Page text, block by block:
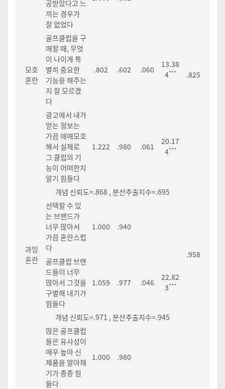
모호
혼란
공받았다고 느
끼는 경우가
잘 없었다
.825
골프클럽을 구
매할 때, 무엇
이 나이게 특
별히 중요한
기능을 해주는
지 잘 모르겠
다
.802 .602 .060
13.38
4***
광고에서 내가
얻는 정보는
가끔 애매모호
해서 실제로
그 클럽의 기
능이 어떠한지
알기 힘들다
1.222 .980 .061
20.17
4***
개념 신뢰도=.868 , 분산추출지수=.695
과잉
혼란
선택할 수 있
는 브랜드가
너무 많아서
가끔 혼란스럽
다
1.000 .940
.958
골프클럽 브랜
드들이 너무
많아서 그것을
구별해 내기가
힘들다
1.059 .977 .046
22.82
3***
개념 신뢰도=.971 , 분산추출지수=.945
많은 골프클럽
들은 유사성이
매우 높아 신
제품을 알아채
기가 종종 힘
들다
1.000 .980